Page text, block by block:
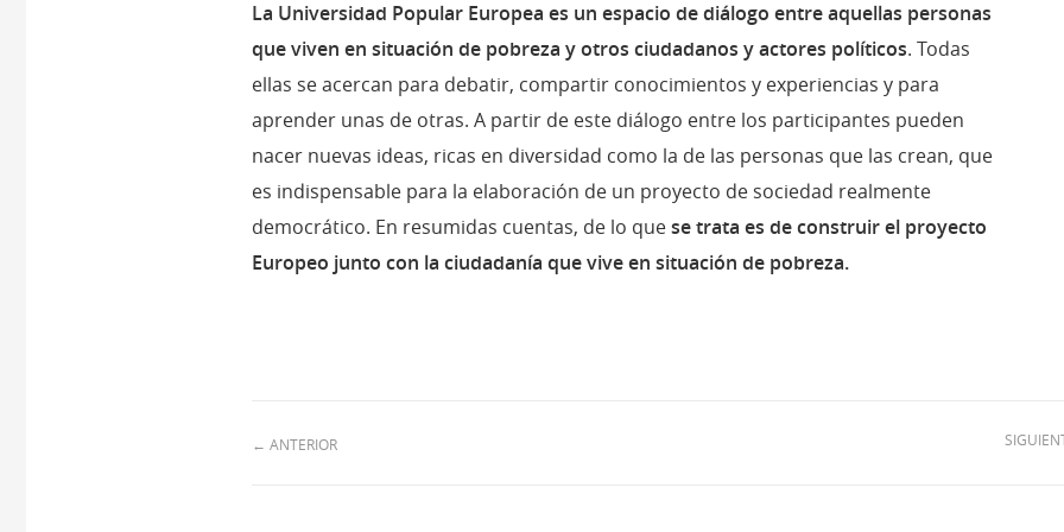
La Universidad Popular Europea es un espacio de diálogo entre aquellas personas
que viven en situación de pobreza y otros ciudadanos y actores políticos. Todas
ellas se acercan para debatir, compartir conocimientos y experiencias y para
aprender unas de otras. A partir de este diálogo entre los participantes pueden
nacer nuevas ideas, ricas en diversidad como la de las personas que las crean, que
es indispensable para la elaboración de un proyecto de sociedad realmente
democrático. En resumidas cuentas, de lo quese trata es de construir el proyecto
Europeo junto con la ciudadanía que vive en situación de pobreza.
← ANTERIOR